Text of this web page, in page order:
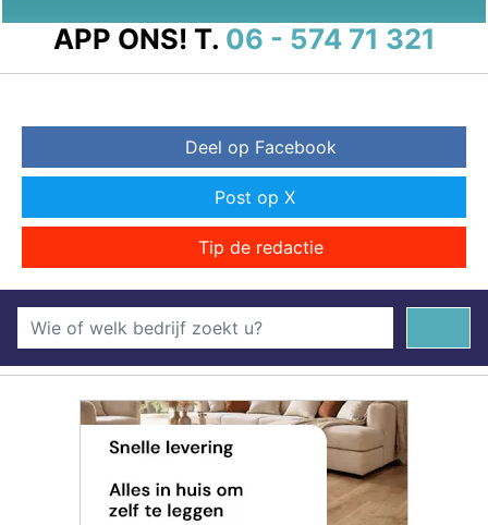
APP ONS! T. 06 - 574 71 321
Deel op Facebook
Post op X
Tip de redactie